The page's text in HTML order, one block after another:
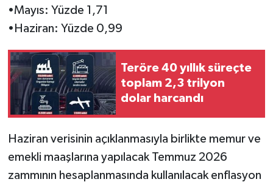
•Mayıs: Yüzde 1,71
•Haziran: Yüzde 0,99
Teröre 40 yıllık süreçte
toplam 2,3 trilyon
dolar harcandı
Haziran verisinin açıklanmasıyla birlikte memur ve
emekli maaşlarına yapılacak Temmuz 2026
zammının hesaplanmasında kullanılacak enflasyon